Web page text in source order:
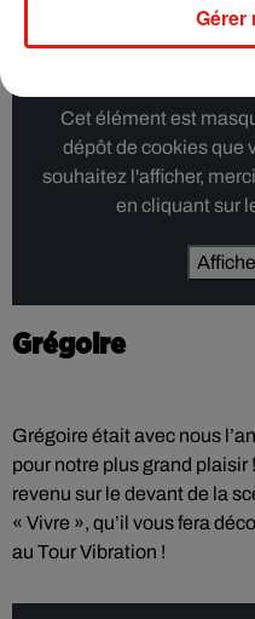
Cet élément est
dépôt de cookies que
souhaitez l'afficher,
en cliquant sur
Grégoire
Grégoire était avec nous
pour notre plus grand plaisir
revenu sur le devant de la
« Vivre », qu’il vous fera
au Tour Vibration !
Gérer